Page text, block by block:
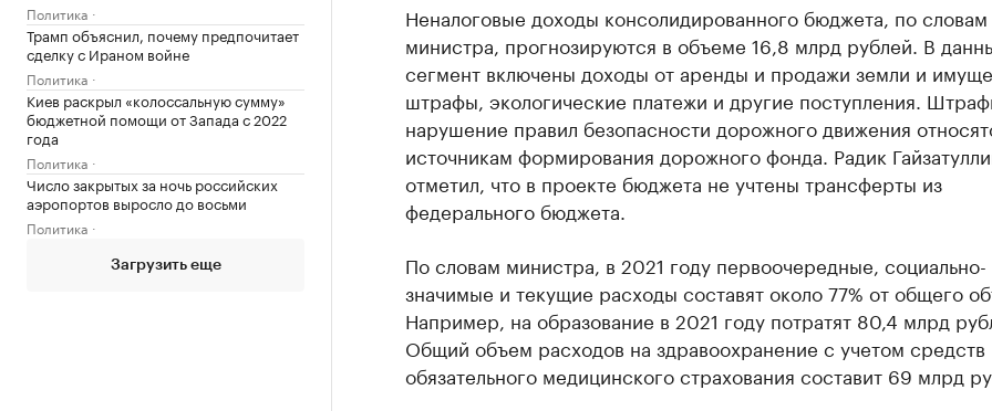
Политика
Трамп объяснил, почему предпочитает
сделку с Ираном войне
Политика
Киев раскрыл «колоссальную сумму»
бюджетной помощи от Запада с 2022
года
Политика
Число закрытых за ночь российских
аэропортов выросло до восьми
Политика
Загрузить еще
Неналоговые доходы консолидированного бюджета, по словам
министра, прогнозируются в объеме 16,8 млрд рублей. В
сегмент включены доходы от аренды и продажи земли и
штрафы, экологические платежи и другие поступления.
нарушение правил безопасности дорожного движения
источникам формирования дорожного фонда. Радик
отметил, что в проекте бюджета не учтены трансферты из
федерального бюджета.
По словам министра, в 2021 году первоочередные, социально-
значимые и текущие расходы составят около 77% от общего
Например, на образование в 2021 году потратят 80,4 млрд
Общий объем расходов на здравоохранение с учетом средств
обязательного медицинского страхования составит 69 млрд